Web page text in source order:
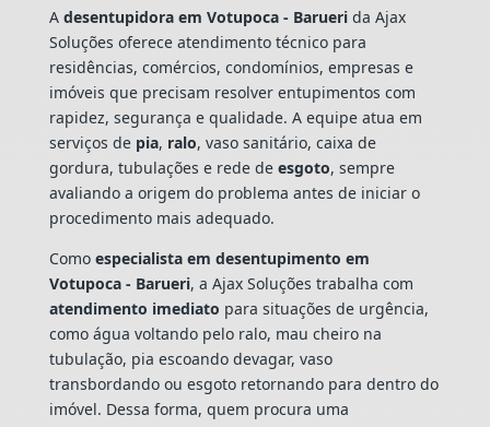
A desentupidora em Votupoca - Baruerida Ajax
Soluções oferece atendimento técnico para
residências, comércios, condomínios, empresas e
imóveis que precisam resolver entupimentos com
rapidez, segurança e qualidade. A equipe atua em
serviços de pia, ralo, vaso sanitário, caixa de
gordura, tubulações e rede de esgoto, sempre
avaliando a origem do problema antes de iniciar o
procedimento mais adequado.
Como especialista em desentupimento em
Votupoca - Barueri, a Ajax Soluções trabalha com
atendimento imediato para situações de urgência,
como água voltando pelo ralo, mau cheiro na
tubulação, pia escoando devagar, vaso
transbordando ou esgoto retornando para dentro do
imóvel. Dessa forma, quem procura uma